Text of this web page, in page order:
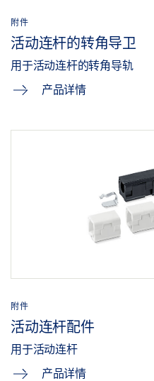
附件
活动连杆的转角导卫
用于活动连杆的转角导轨
产品详情
附件
活动连杆配件
用于活动连杆
产品详情